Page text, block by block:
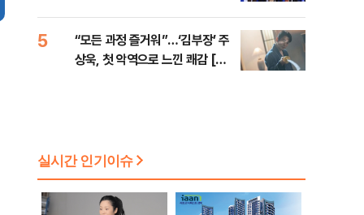
사진관]
5
“모든 과정 즐거워”…‘김부장’ 주
상욱, 첫 악역으로 느낀 쾌감 [인